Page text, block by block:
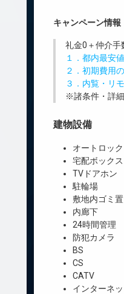
キャンペーン情報
礼金0 ＋仲介手
１．都内最安
２．初期費用
３．内覧・リ
※諸条件・詳
建物設備
オートロック
宅配ボックス
TVドアホン
駐輪場
敷地内ゴミ
内廊下
24時間管理
防犯カメラ
BS
CS
CATV
インターネ